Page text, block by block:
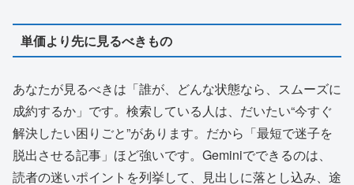
単価より先に見るべきもの
あなたが見るべきは「誰が、どんな状態なら、スムーズに
成約するか」です。検索している人は、だいたい“今すぐ
解決したい困りごと”があります。だから「最短で迷子を
脱出させる記事」ほど強いです。Geminiでできるのは、
読者の迷いポイントを列挙して、見出しに落とし込み、途